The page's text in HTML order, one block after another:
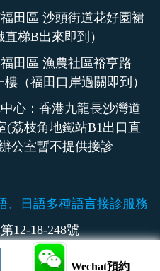
田區 沙頭街道花好園裙
梯B出來即到）
田區 漁農社區裕亨路
（福田口岸過關即到）
心：香港九龍長沙灣道
(荔枝角地鐵站B1出口直
公室暫不提供接診
、日語多種語言接診服務
12-18-248號
Wechat預約